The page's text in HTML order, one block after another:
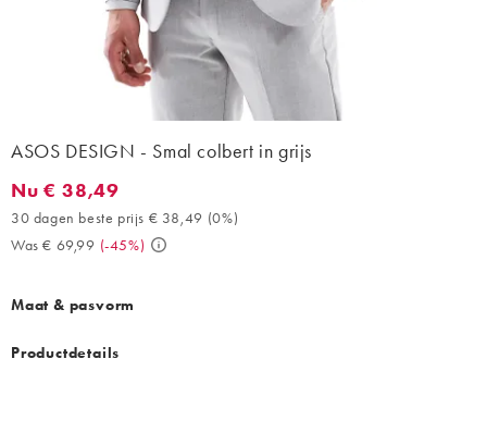
ASOS DESIGN - Smal colbert in grijs
Nu € 38,49. 30 dagen beste prijs € 38,49 (0%). Was € 69,99.
Nu € 38,49
30 dagen beste prijs € 38,49 (0%)
Was € 69,99 (-45%)
Maat & pasvorm
Productdetails